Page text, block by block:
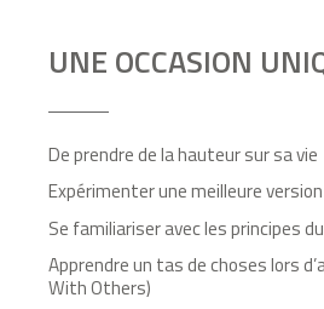
UNE OCCASION
De prendre de la hauteur sur sa vie
Expérimenter une meilleure
Se familiariser avec les principes
Apprendre un tas de choses lors
With Others)